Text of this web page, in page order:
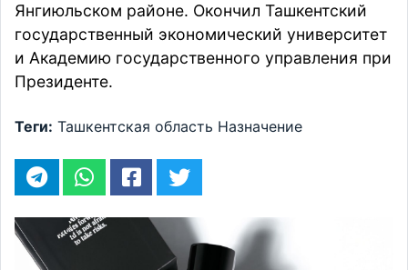
Янгиюльском районе. Окончил Ташкентский
государственный экономический университет
и Академию государственного управления при
Президенте.
Теги: Ташкентская область Назначение